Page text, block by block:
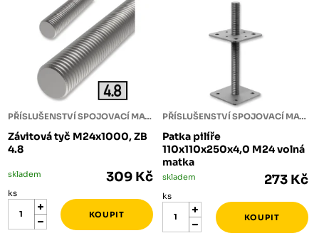
PŘÍSLUŠENSTVÍ SPOJOVACÍ MATERIÁL
Závitová tyč M24x1000, ZB
4.8
skladem 309 Kč
ks
PŘÍSLUŠENSTVÍ SPOJOVACÍ MATERIÁL
Patka pilíře
110x110x250x4,0 M24 volná
matka
skladem 273 Kč
ks